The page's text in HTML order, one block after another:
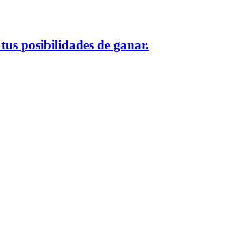
posibilidades de ganar.